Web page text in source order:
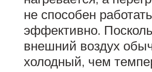
не способен работать
эффективно.
внешний воздух
холодный, чем